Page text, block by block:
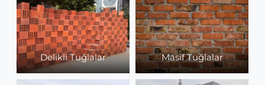
Delikli Tuğlalar Masif Tuğlalar